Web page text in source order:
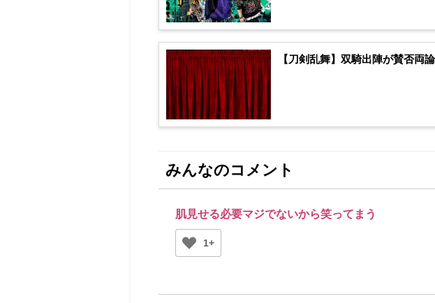
【刀剣乱舞】双騎出陣が賛否両
みんなのコメント
肌見せる必要マジでないから笑ってまう
1+